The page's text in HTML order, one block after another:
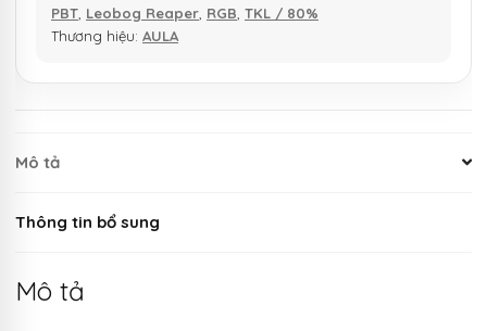
PBT Leobog Reaper RGB TKL / 80%
Thương hiệu: AULA
Mô tả
Thông tin bổ sung
Mô tả